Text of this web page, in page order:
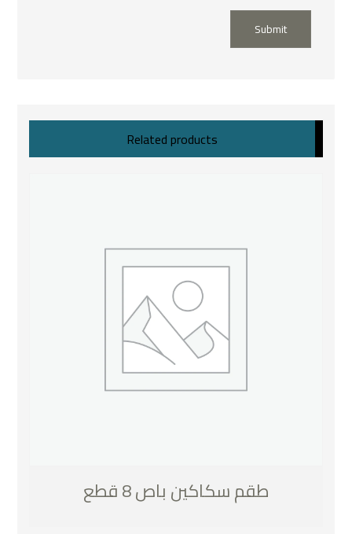
Submit
Related products
طقم سكاكين باص 8 قطع